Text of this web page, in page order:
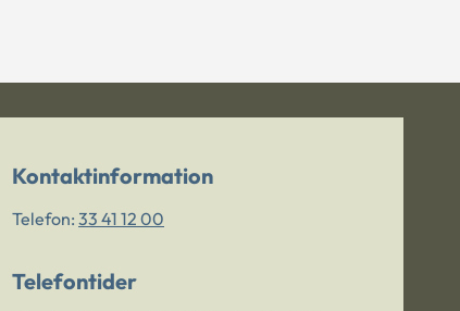
Kontaktinformation
Telefon: 33 41 12 00
Telefontider